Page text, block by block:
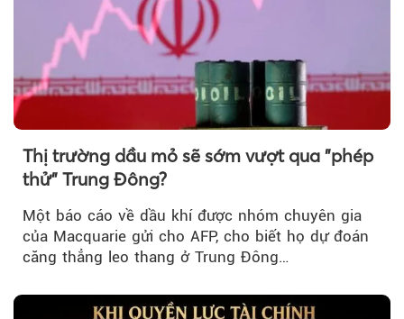
Thị trường dầu mỏ sẽ sớm vượt qua "phép
thử" Trung Đông?
Một báo cáo về dầu khí được nhóm chuyên gia
của Macquarie gửi cho AFP, cho biết họ dự đoán
căng thẳng leo thang ở Trung Đông…